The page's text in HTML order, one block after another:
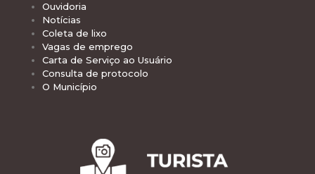
Ouvidoria
Notícias
Coleta de lixo
Vagas de emprego
Carta de Serviço ao Usuário
Consulta de protocolo
O Município